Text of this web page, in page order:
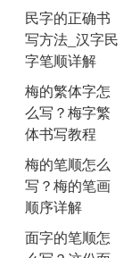
民字的正确书
写方法_汉字民
字笔顺详解
梅的繁体字怎
么写？梅字繁
体书写教程
梅的笔顺怎么
写？梅的笔画
顺序详解
面字的笔顺怎